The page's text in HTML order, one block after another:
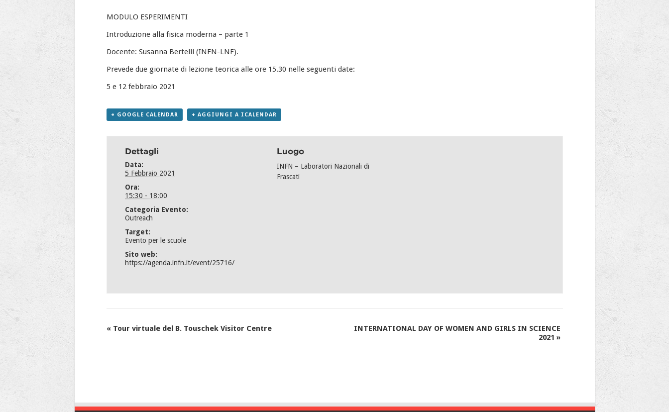
MODULO ESPERIMENTI
Introduzione alla fisica moderna – parte 1
Docente: Susanna Bertelli (INFN-LNF).
Prevede due giornate di lezione teorica alle ore 15.30 nelle seguenti date:
5 e 12 febbraio 2021
+ GOOGLE CALENDAR + AGGIUNGI A ICALENDAR
Dettagli
Data:
5 Febbraio 2021
Ora:
15:30 - 18:00
Categoria Evento:
Outreach
Target:
Evento per le scuole
Sito web:
https://agenda.infn.it/event/25716/
Luogo
INFN – Laboratori Nazionali di
Frascati
Evento
«Tour virtuale del B. Touschek Visitor Centre
INTERNATIONAL DAY OF WOMEN AND GIRLS IN SCIENCE
2021 »